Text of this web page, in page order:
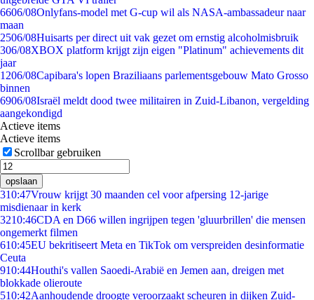
6606/08Onlyfans-model met G-cup wil als NASA-ambassadeur naar
maan
2506/08Huisarts per direct uit vak gezet om ernstig alcoholmisbruik
306/08XBOX platform krijgt zijn eigen "Platinum" achievements dit
jaar
1206/08Capibara's lopen Braziliaans parlementsgebouw Mato Grosso
binnen
6906/08Israël meldt dood twee militairen in Zuid-Libanon, vergelding
aangekondigd
Actieve items
Actieve items
Scrollbar gebruiken
opslaan
310:47Vrouw krijgt 30 maanden cel voor afpersing 12-jarige
misdienaar in kerk
3210:46CDA en D66 willen ingrijpen tegen 'gluurbrillen' die mensen
ongemerkt filmen
610:45EU bekritiseert Meta en TikTok om verspreiden desinformatie
Ceuta
910:44Houthi's vallen Saoedi-Arabië en Jemen aan, dreigen met
blokkade olieroute
510:42Aanhoudende droogte veroorzaakt scheuren in dijken Zuid-